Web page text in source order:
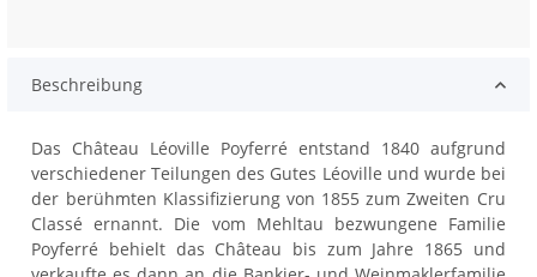
Beschreibung
Das Château Léoville Poyferré entstand 1840 aufgrund
verschiedener Teilungen des Gutes Léoville und wurde bei
der berühmten Klassifizierung von 1855 zum Zweiten Cru
Classé ernannt. Die vom Mehltau bezwungene Familie
Poyferré behielt das Château bis zum Jahre 1865 und